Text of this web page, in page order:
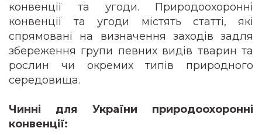
конвенції та угоди. Природоохоронні
конвенції та угоди містять статті, які
спрямовані на визначення заходів задля
збереження групи певних видів тварин та
рослин чи окремих типів природного
середовища.
Чинні для України природоохоронні
конвенції: